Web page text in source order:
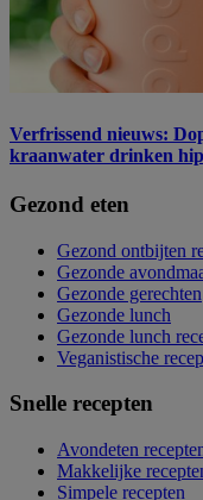
Verfrissend nieuws:
kraanwater drinken
Gezond eten
Gezond ontbijten
Gezonde
Gezonde gerechten
Gezonde lunch
Gezonde lunch
Veganistische
Snelle recepten
Avondeten
Makkelijke
Simpele recepten